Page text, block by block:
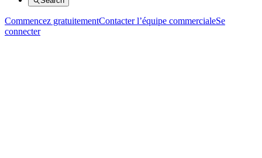
Commencez gratuitementContacter l’équipe commercialeSe
connecter